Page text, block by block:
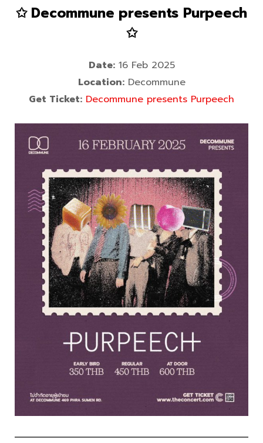
✩ Decommune presents Purpeech
✩
Date:16 Feb 2025
Location:Decommune
Get Ticket: Decommune presents Purpeech